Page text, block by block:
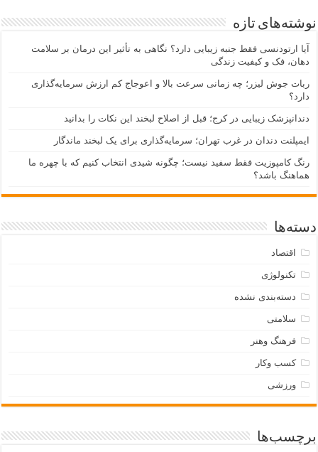
نوشته‌های تازه
آیا ارتودنسی فقط جنبه زیبایی دارد؟ نگاهی به تأثیر این درمان بر سلامت
دهان، فک و کیفیت زندگی
ربات جوش لیزر؛ چه زمانی سرعت بالا و اعوجاج کم ارزش سرمایه‌گذاری
دارد؟
دندانپزشک زیبایی در کرج؛ قبل از اصلاح لبخند این نکات را بدانید
ایمپلنت دندان در غرب تهران؛ سرمایه‌گذاری برای یک لبخند ماندگار
رنگ کامپوزیت فقط سفید نیست؛ چگونه شیدی انتخاب کنیم که با چهره ما
هماهنگ باشد؟
دسته‌ها
اقتصاد
تکنولوژی
دسته‌بندی نشده
سلامتی
فرهنگ وهنر
کسب وکار
ورزشی
برچسب‌ها